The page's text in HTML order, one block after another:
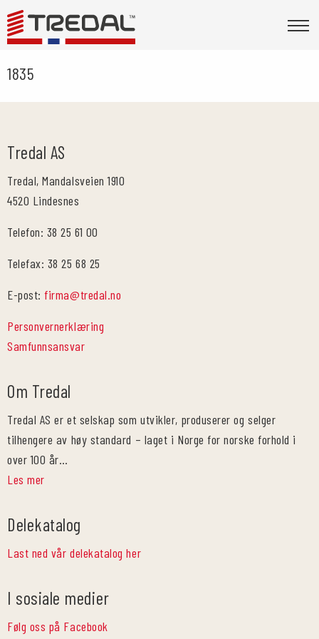
1835
Tredal AS
Tredal, Mandalsveien 1910
4520 Lindesnes
Telefon: 38 25 61 00
Telefax: 38 25 68 25
E-post:firma@tredal.no
Personvernerklæring
Samfunnsansvar
Om Tredal
Tredal AS er et selskap som utvikler, produserer og selger
tilhengere av høy standard – laget i Norge for norske forhold i
over 100 år…
Les mer
Delekatalog
Last ned vår delekatalog her
I sosiale medier
Følg oss på Facebook